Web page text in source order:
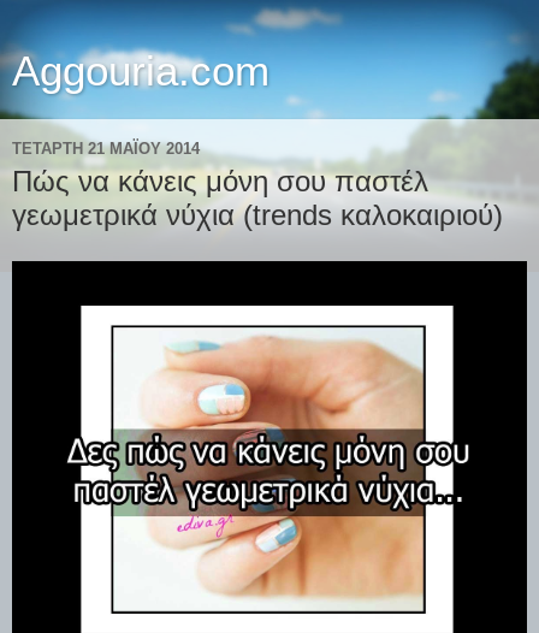
Aggouria.com
ΤΕΤΆΡΤΗ 21 ΜΑΪ́ΟΥ 2014
Πώς να κάνεις μόνη σου παστέλ
γεωμετρικά νύχια (trends καλοκαιριού)